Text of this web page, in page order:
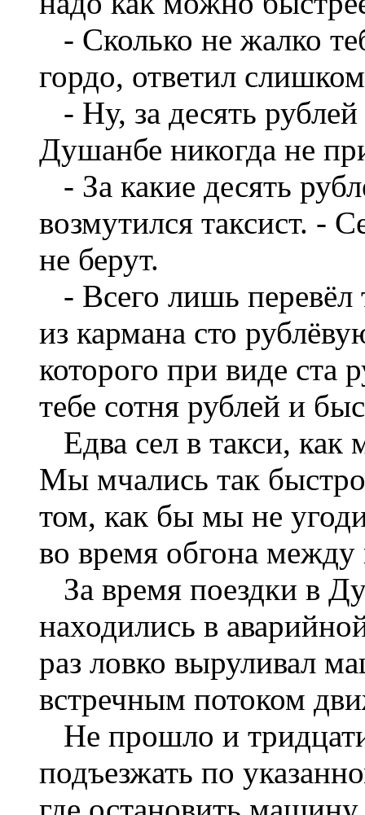
- Сколько не жалко
гордо, ответил
- Ну, за десять
Душанбе никогда не
- За какие десять
возмутился таксист. -
не берут.
- Всего лишь перевёл
из кармана сто
которого при виде ста
тебе сотня рублей и
Едва сел в такси, как
Мы мчались так
том, как бы мы не
во время обгона
За время поездки в
находились в
раз ловко выруливал
встречным потоком
Не прошло и
подъезжать по